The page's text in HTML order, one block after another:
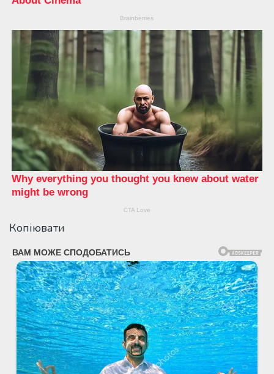
Копіювати